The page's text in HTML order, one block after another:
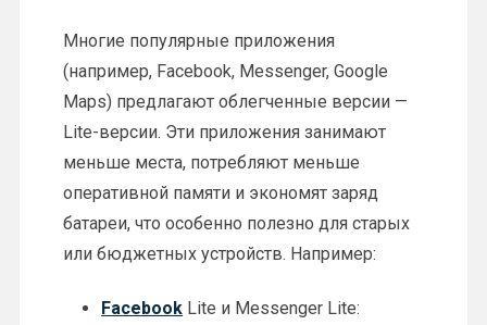
Многие популярные приложения
(например, Facebook, Messenger, Google
Maps) предлагают облегченные версии —
Lite-версии. Эти приложения занимают
меньше места, потребляют меньше
оперативной памяти и экономят заряд
батареи, что особенно полезно для старых
или бюджетных устройств. Например:
Facebook Lite и Messenger Lite: